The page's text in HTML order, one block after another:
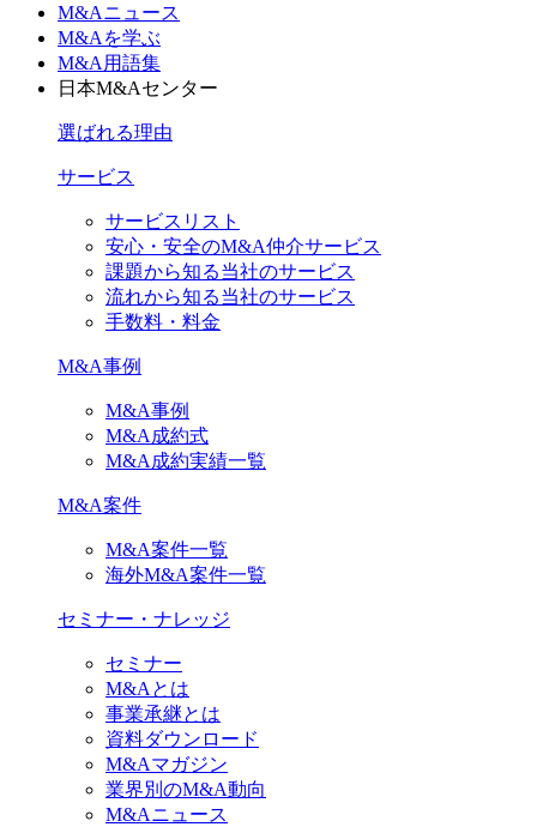
M&Aニュース
M&Aを学ぶ
M&A用語集
日本M&Aセンター
選ばれる理由
サービス
サービスリスト
安心・安全のM&A仲介サービス
課題から知る当社のサービス
流れから知る当社のサービス
手数料・料金
M&A事例
M&A事例
M&A成約式
M&A成約実績一覧
M&A案件
M&A案件一覧
海外M&A案件一覧
セミナー・ナレッジ
セミナー
M&Aとは
事業承継とは
資料ダウンロード
M&Aマガジン
業界別のM&A動向
M&Aニュース